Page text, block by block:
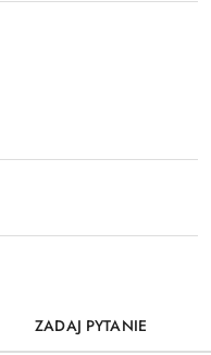
ZADAJ PYTANIE